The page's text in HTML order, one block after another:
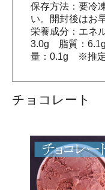
保存方法：要冷
い。開封後はお
栄養成分：エネ
3.0g 脂質：
量：0.1g ※推
チョコレート